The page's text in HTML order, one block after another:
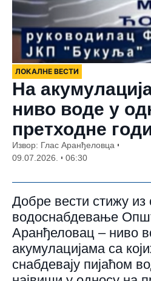
ЛОКАЛНЕ ВЕСТИ
На
ниво воде у
претходне
Извор: Глас Аранђеловца
09.07.2026.
06:30
Добре вести стижу из
водоснабдевање
Аранђеловац – ниво
акумулацијама са
снабдевају пијаћом